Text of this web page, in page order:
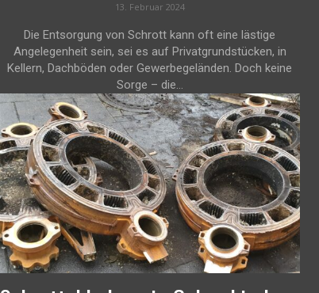
13. Februar 2024
Die Entsorgung von Schrott kann oft eine lästige
Angelegenheit sein, sei es auf Privatgrundstücken, in
Kellern, Dachböden oder Gewerbegeländen. Doch keine
Sorge – die...